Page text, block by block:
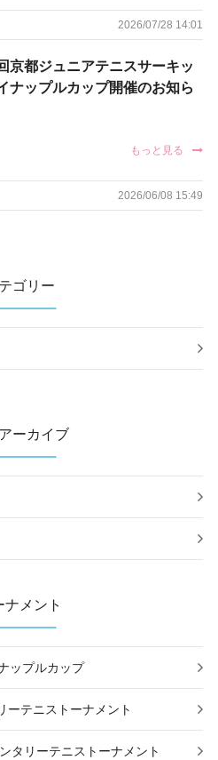
2026/07/28 14:01
京都ジュニアテニスサーキッ
ナップルカップ開催のお知ら
もっと見る
2026/06/08 15:49
ゴリー
ーカイブ
ナメント
ップルカップ
テニストーナメント
リーテニストーナメント